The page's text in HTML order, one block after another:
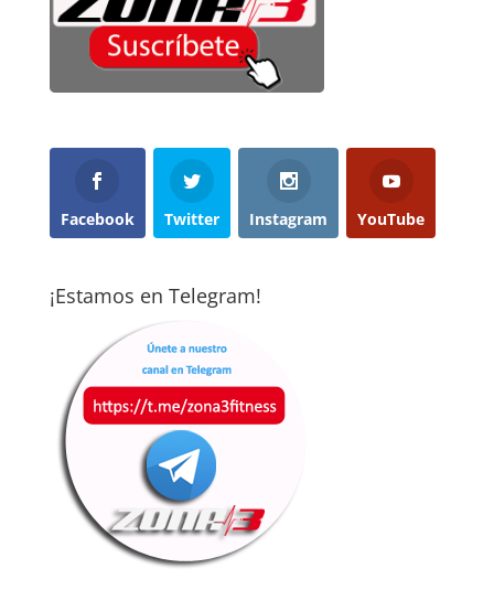
Facebook Twitter Instagram YouTube
¡Estamos en Telegram!